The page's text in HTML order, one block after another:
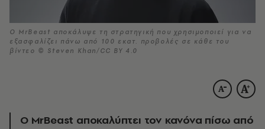
Ο MrBeast αποκάλυψε τη στρατηγική που χρησιμοποιεί για να
εξασφαλίζει πάνω από 100 εκατ. προβολές σε κάθε του
βίντεο © Steven Khan/CC BY 4.0
Ο MrBeast αποκαλύπτει τον κανόνα πίσω από